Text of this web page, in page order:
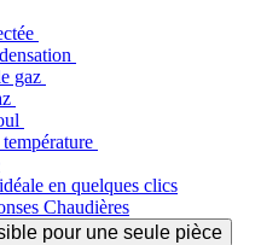
gaz
en quelques clics
Chaudières
pour une seule pièce